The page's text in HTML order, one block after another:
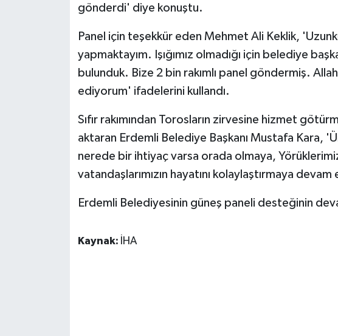
gönderdi' diye konuştu.
Panel için teşekkür eden Mehmet Ali Keklik,
yapmaktayım. Işığımız olmadığı için belediye
bulunduk. Bize 2 bin rakımlı panel göndermiş.
ediyorum' ifadelerini kullandı.
Sıfır rakımından Torosların zirvesine hizmet
aktaran Erdemli Belediye Başkanı Mustafa Kara,
nerede bir ihtiyaç varsa orada olmaya,
vatandaşlarımızın hayatını kolaylaştırmaya
Erdemli Belediyesinin güneş paneli desteğinin
Kaynak: İHA
ÜLKE GÜNDEMİ
Yerel Haberler